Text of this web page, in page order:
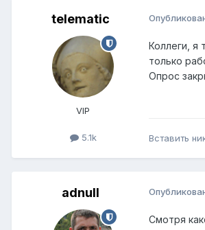
telematic
VIP
5.1k
Коллеги, я
только
Опрос
Вставить
adnull
Смотря